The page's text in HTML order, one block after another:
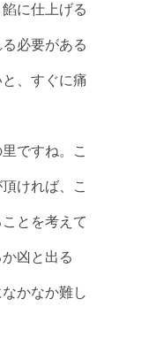
に仕上げる
必要がある
、すぐに痛
ですね。こ
ければ、こ
とを考えて
凶と出る
かなか難し